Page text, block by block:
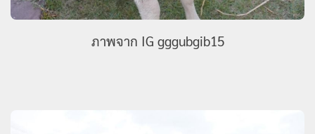
ภาพจาก IG gggubgib15